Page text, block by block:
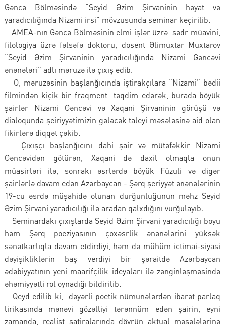
Gəncə Bölməsində “Seyid Əzim Şirvaninin həyat və
yaradıcılığında Nizami irsi” mövzusunda seminar keçirilib.
AMEA-nın Gəncə Bölməsinin elmi işlər üzrə sədr müavini,
filologiya üzrə fəlsəfə doktoru, dosent Əlimuxtar Muxtarov
“Seyid Əzim Şirvaninin yaradıcılığında Nizami Gəncəvi
ənənələri” adlı məruzə ilə çıxış edib.
O, məruzəsinin başlanğıcında iştirakçılara “Nizami” bədii
filmindən kiçik bir fraqment təqdim edərək, burada böyük
şairlər Nizami Gəncəvi və Xaqani Şirvaninin görüşü və
dialoqunda şeiriyyətimizin gələcək taleyi məsələsinə aid olan
fikirlərə diqqət çəkib.
Çıxışçı başlanğıcını dahi şair və mütəfəkkir Nizami
Gəncəvidən götürən, Xaqani də daxil olmaqla onun
müasirləri ilə, sonrakı əsrlərdə böyük Füzuli və digər
şairlərlə davam edən Azərbaycan - Şərq şeriyyət ənənələrinin
19-cu əsrdə müşahidə olunan durğunluğunun məhz Seyid
Əzim Şirvani yaradıcılığı ilə aradan qalxdığını vurğulayıb.
Seminardakı çıxışlarda Seyid Əzim Şirvani yaradıcılığı boyu
həm Şərq poeziyasının çoxəsrlik ənənələrini yüksək
sənətkarlıqla davam etdirdiyi, həm də mühüm ictimai-siyasi
dəyişikliklərin baş verdiyi bir şəraitdə Azərbaycan
ədəbiyyatının yeni maarifçilik ideyaları ilə zənginləşməsində
əhəmiyyətli rol oynadığı bildirilib.
Qeyd edilib ki, dəyərli poetik nümunələrdən ibarət parlaq
lirikasında mənəvi gözəlliyi tərənnüm edən şairin, eyni
zamanda, realist satiralarında dövrün aktual məsələlərinə